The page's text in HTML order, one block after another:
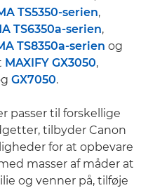
TS5350-serien,
TS6350a-serien,
TS8350a-serien og
MAXIFY GX3050,
GX7050.
passer til forskellige
tilbyder Canon
for at opbevare
masser af måder at
og venner på, tilføje